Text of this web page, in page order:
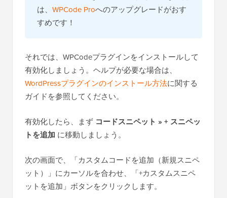
は、 WPCode Proへのアップグレードがおす
すめです！
それでは、WPCodeプラグインをインストールして
有効化しましょう。ヘルプが必要な場合は、
WordPressプラグインのインストール方法に関する
ガイドを参照してください。
有効化したら、まず コードスニペット » + スニペッ
トを追加 に移動しましょう。
次の画面で、「カスタムコードを追加（新規スニペ
ット）」にカーソルを合わせ、「+カスタムスニペ
ットを追加」ボタンをクリックします。